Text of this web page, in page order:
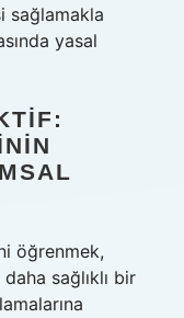
sağlamakla
yasal
öğrenmek,
sağlıklı bir